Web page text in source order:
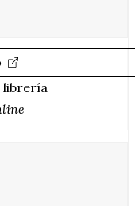
librería